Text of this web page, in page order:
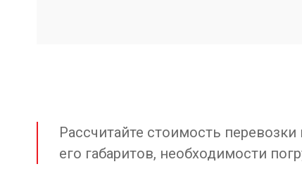
Рассчитайте стоимость
его габаритов, необходимости